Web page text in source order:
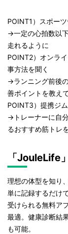
POINT1）スポー
→一定の心拍数以
走れるように
POINT2）オンラ
事方法を聞く
→ランニング前後
善ポイントを教え
POINT3）提携ジ
→トレーナーに自
るおすすめ筋トレ
「JouleLife
理想の体型を知り
単に記録するだけ
受けられる無料ア
最適。健康診断結
も可能。